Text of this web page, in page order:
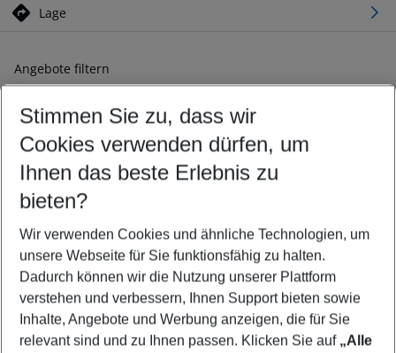
Lage
Angebote filtern
Ändern Sie Ihre Kriterien nach Ihren Wünschen
Abflughafen wählen
Beliebiger Abflughafen
Reisezeitraum wählen
08.08.26– 06.08.27 5-8 Nächte
2 Erwachsene Keine Kinder
Mehr Filter anzeigen
Stimmen Sie zu, dass wir
Cookies verwenden dürfen, um
Ihnen das beste Erlebnis zu
bieten?
Wir verwenden Cookies und ähnliche Technologien, um
unsere Webseite für Sie funktionsfähig zu halten.
Dadurch können wir die Nutzung unserer Plattform
verstehen und verbessern, Ihnen Support bieten sowie
Inhalte, Angebote und Werbung anzeigen, die für Sie
relevant sind und zu Ihnen passen. Klicken Sie auf „Alle